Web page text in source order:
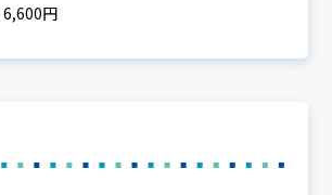
6,600円